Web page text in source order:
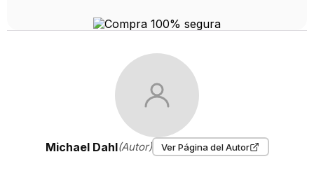
Michael Dahl(Autor) Ver Página del Autor